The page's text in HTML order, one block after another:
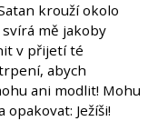
krouží okolo
mě jakoby
v přijetí té
abych
ani modlit! Mohu
Ježíši!